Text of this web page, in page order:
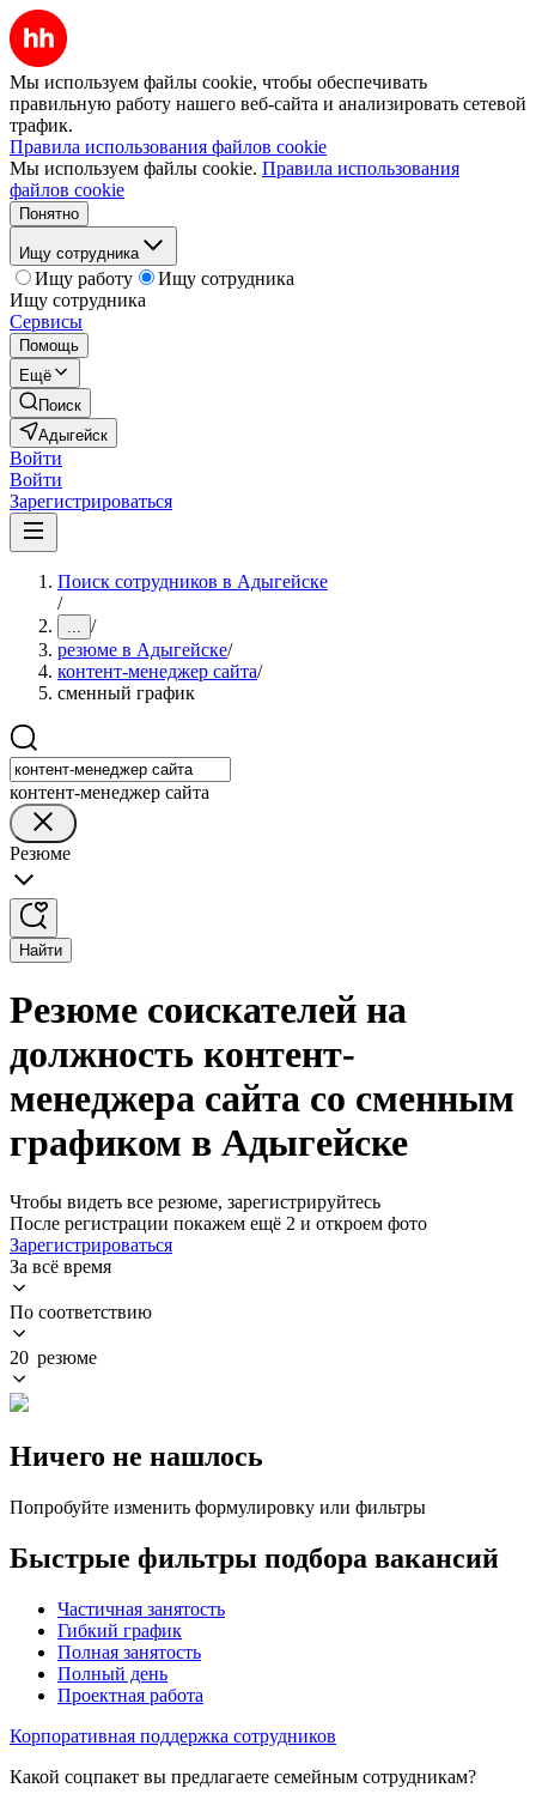
Мы используем файлы cookie, чтобы обеспечивать
правильную работу нашего веб-сайта и анализировать сетевой
трафик.
Правила использования файлов cookie
Мы используем файлы cookie. Правила использования
файлов cookie
Понятно
Ищу сотрудника
Ищу работу
Ищу сотрудника
Ищу сотрудника
Сервисы
Помощь
Ещё
Поиск
Адыгейск
Войти
Войти
Зарегистрироваться
Поиск сотрудников в Адыгейске
/
... /
резюме в Адыгейске/
контент-менеджер сайта/
сменный график
контент-менеджер сайта
Резюме
Найти
Резюме соискателей на
должность контент-
менеджера сайта со сменным
графиком в Адыгейске
Чтобы видеть все резюме, зарегистрируйтесь
После регистрации покажем ещё 2 и откроем фото
Зарегистрироваться
За всё время
По соответствию
20 резюме
Ничего не нашлось
Попробуйте изменить формулировку или фильтры
Быстрые фильтры подбора вакансий
Частичная занятость
Гибкий график
Полная занятость
Полный день
Проектная работа
Корпоративная поддержка сотрудников
Какой соцпакет вы предлагаете семейным сотрудникам?